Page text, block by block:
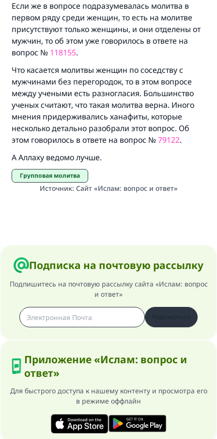
Если же в вопросе подразумевалась молитва в
первом ряду среди женщин, то есть на молитве
присутствуют только женщины, и они отделены от
мужчин, то об этом уже говорилось в ответе на
вопрос № 118155.
Что касается молитвы женщин по соседству с
мужчинами без перегородок, то в этом вопросе
между учеными есть разногласия. Большинство
ученых считают, что такая молитва верна. Иного
мнения придерживались ханафиты, которые
несколько детально разобрали этот вопрос. Об
этом говорилось в ответе на вопрос №79122.
А Аллаху ведомо лучше.
Групповая молитва
Источник: Сайт «Ислам: вопрос и ответ»
Подписка на почтовую рассылку
Подпишитесь на почтовую рассылку сайта «Ислам: вопрос
и ответ»
Приложение «Ислам: вопрос и
ответ»
Для быстрого доступа к нашему контенту и просмотра его
в режиме оффлайн